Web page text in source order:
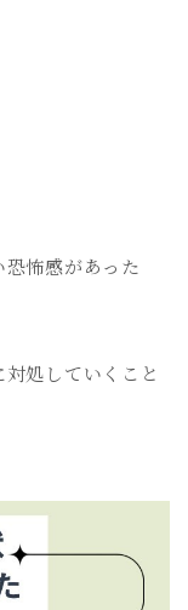
怖感があった
処していくこと